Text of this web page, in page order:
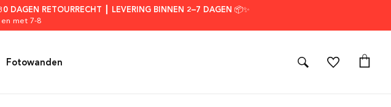
RETOURRECHT ┃ LEVERING BINNEN 2–7 DAGEN 📦✨
met 7-8
Fotowanden